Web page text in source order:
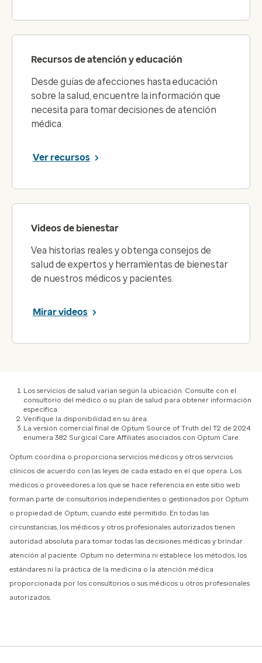
Recursos de atención y educación
Desde guías de afecciones hasta educación
sobre la salud, encuentre la información que
necesita para tomar decisiones de atención
médica.
Ver recursos
Videos de bienestar
Vea historias reales y obtenga consejos de
salud de expertos y herramientas de bienestar
de nuestros médicos y pacientes.
Mirar videos
Los servicios de salud varían según la ubicación. Consulte con el
consultorio del médico o su plan de salud para obtener información
específica.
Verifique la disponibilidad en su área.
La versión comercial final de Optum Source of Truth del T2 de 2024
enumera 382 Surgical Care Affiliates asociados con Optum Care.
Optum coordina o proporciona servicios médicos y otros servicios
clínicos de acuerdo con las leyes de cada estado en el que opera. Los
médicos o proveedores a los que se hace referencia en este sitio web
forman parte de consultorios independientes o gestionados por Optum
o propiedad de Optum, cuando esté permitido. En todas las
circunstancias, los médicos y otros profesionales autorizados tienen
autoridad absoluta para tomar todas las decisiones médicas y brindar
atención al paciente. Optum no determina ni establece los métodos, los
estándares ni la práctica de la medicina o la atención médica
proporcionada por los consultorios o sus médicos u otros profesionales
autorizados.